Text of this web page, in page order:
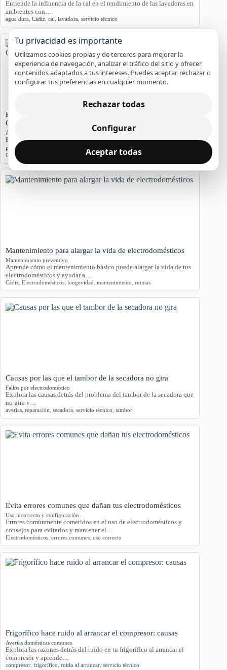
Entiende la influencia de la cal en el rendimiento de las lavadoras en
ambientes con…
agua dura Cádiz cal lavadora servicio técnico
Problemas de Electrodomésticos en Pisos Antiguos de
Cádiz
Averías y orientación en Cádiz
Exploramos los problemas más comunes de electrodomésticos en
pisos antiguos de Cádiz, considerando la humedad…
Cádiz problemas comunes, soluciones
Mantenimiento para alargar la vida de electrodomésticos
Mantenimiento preventivo
Aprende cómo el mantenimiento básico puede alargar la vida de tus
electrodomésticos y ayudar a…
Cádiz Electrodomésticos longevidad mantenimiento rutinas
Causas por las que el tambor de la secadora no gira
Fallos por electrodoméstico
Explora las causas detrás del problema del tambor de la secadora que
no gira y…
averías reparación secadora servicio técnico tambor
Evita errores comunes que dañan tus electrodomésticos
Uso incorrecto y configuración
Errores comúnmente cometidos en el uso de electrodomésticos y
consejos para evitarlos y mantener el…
Electrodomésticos errores comunes uso correcto
Frigorífico hace ruido al arrancar el compresor: causas
Averías domésticas comunes
Explora las razones detrás del ruido en tu frigorífico al arrancar el
compresor y aprende…
compresor frigorífico ruido al arrancar servicio técnico
Tu privacidad es importante
Utilizamos cookies propias y de terceros para mejorar la
experiencia de navegación, analizar el tráfico del sitio y ofrecer
contenidos adaptados a tus intereses. Puedes aceptar, rechazar o
configurar tus preferencias en cualquier momento.
Rechazar todas
Configurar
Aceptar todas